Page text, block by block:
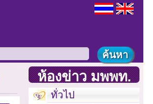
ห้องข่าว มพพท.
ทั่วไป